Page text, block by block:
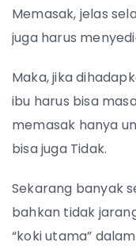
Memasak, jelas
juga harus
Maka, jika
ibu harus bisa
memasak hanya
bisa juga Tidak.
Sekarang banyak
bahkan tidak
“koki utama”